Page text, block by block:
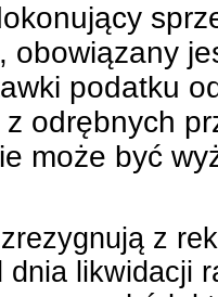
obowiązany
podatku
odrębnych
może być
z
dnia likwidacji